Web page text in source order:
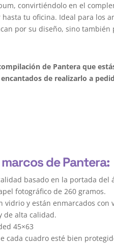
convirtiéndolo en el
tu oficina. Ideal para los
por su diseño, sino también
de Pantera que
de realizarlo a
de Pantera:
basado en la portada del
fotográfico de 260 gramos.
vidrio y están enmarcados
de alta calidad.
45×63
cada cuadro esté bien